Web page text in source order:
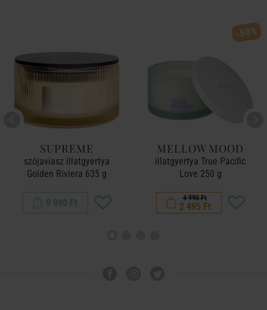
SUPREME
szójaviasz illatgyertya
Golden Riviera 635 g
9 990 Ft
-50%
MELLOW MOOD
illatgyertya True Pacific
Love 250 g
4 990 Ft
2 495 Ft